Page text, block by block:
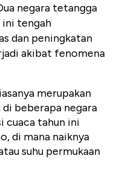
negara tetangga
ini tengah
dan peningkatan
akibat fenomena
merupakan
beberapa negara
cuaca tahun ini
di mana naiknya
suhu permukaan